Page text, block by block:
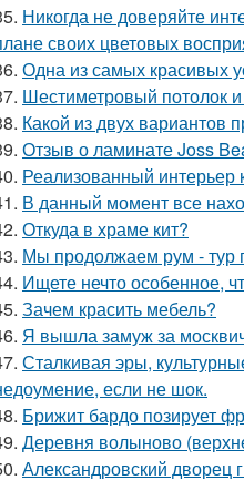
Никогда не доверяйте
своих цветовых
Одна из самых красивых
Шестиметровый потолок
Какой из двух вариантов
Отзыв о ламинате Joss
Реализованный
В данный момент все
Откуда в храме кит?
Мы продолжаем рум - тур
Ищете нечто особенное,
Зачем красить мебель?
Я вышла замуж за
Сталкивая эры,
если не шок.
Брижит бардо позирует
Деревня волыново
Александровский дворец